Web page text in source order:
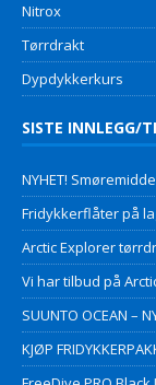
Nitrox
Tørrdrakt
Dypdykkerkurs
SISTE INNLEGG/
NYHET!
Fridykkerflåter på
Arctic Explorer
Vi har tilbud på
SUUNTO OCEAN –
KJØP